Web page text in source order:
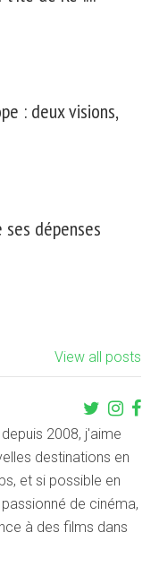
: deux visions,
dépenses
View all posts
2008, j'aime
destinations en
et si possible en
de cinéma,
à des films dans